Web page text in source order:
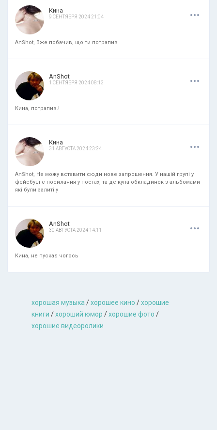
Кина
9 СЕНТЯБРЯ 2024 21:04 ...
AnShot, Вже побачив, що ти потрапив
AnShot
1 СЕНТЯБРЯ 2024 08:13 ...
Кина, потрапив.!
Кина
31 АВГУСТА 2024 23:24 ...
AnShot, Не можу вставити сюди нове запрошення. У нашій групі у
фейсбуці є посилання у постах, та де купа обкладинок з альбомами
які були залиті у
AnShot
30 АВГУСТА 2024 14:11 ...
Кина, не пускає чогось
хорошая музыкa /хорошее кино /хорошие
книги /хороший юмор /хорошие фото /
хорошие видеоролики